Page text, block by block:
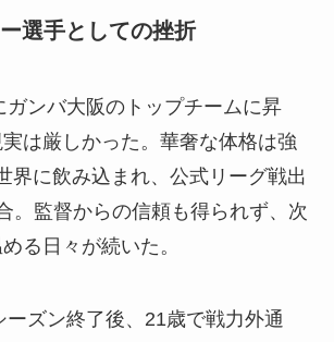
選手としての挫折
ガンバ大阪のトップチームに昇
は厳しかった。華奢な体格は強
界に飲み込まれ、公式リーグ戦出
。監督からの信頼も得られず、次
る日々が続いた。
ーズン終了後、21歳で戦力外通